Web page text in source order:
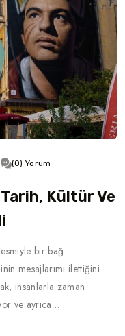
Yer
(0) Yorum
Tarih, Kültür Ve
bir bağ
mesajlarımı ilettiğini
insanlarla zaman
ve ayrıca…